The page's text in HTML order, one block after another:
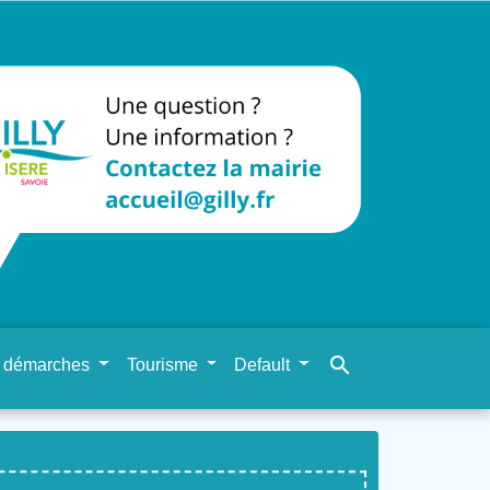
démarches Tourisme Default search